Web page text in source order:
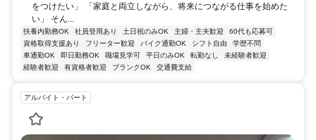
をつけたい」 「家庭と両立しながら、将来につながる仕事を始めた
い」 そん...
扶養内勤務OK 社員登用あり 土日祝のみOK 主婦・主夫歓迎
60代も応募可
資格取得支援あり
フリーター歓迎 バイク通勤OK シフト自由
学歴不問
車通勤OK
即日勤務OK 職場見学可 平日のみOK 転勤なし
未経験者歓迎
経験者歓迎
有資格者歓迎 ブランクOK 交通費支給
アルバイト・パート